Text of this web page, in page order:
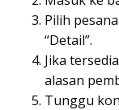
Pilih
“Detail”.
Jika
alasan
Tunggu